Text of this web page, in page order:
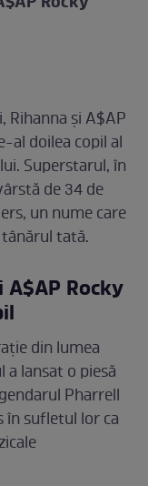
Rihanna și A$AP
al doilea copil al
Superstarul, în
de 34 de
un nume care
tată.
A$AP Rocky
din lumea
lansat o piesă
Pharrell
în sufletul lor ca